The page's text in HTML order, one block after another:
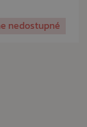
nedostupné